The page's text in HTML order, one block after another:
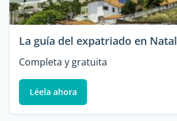
La guía del expatriado en Natal
Completa y gratuita
Léela ahora